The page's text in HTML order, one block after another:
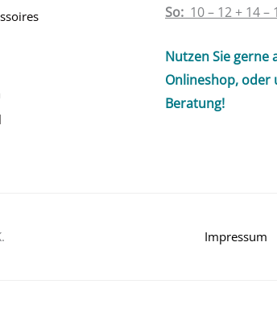
So: 10 – 12 + 14 –
Nutzen Sie gerne
Onlineshop, oder
Beratung!
Impressum